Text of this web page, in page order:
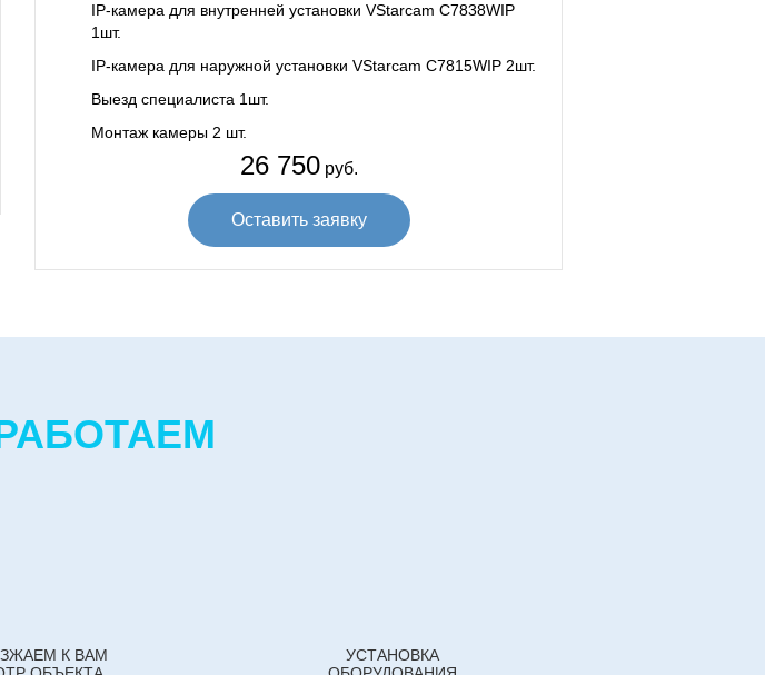
IP-камера для внутренней установки VStarcam C7838WIP
1шт.
IP-камера для наружной установки VStarcam C7815WIP 2шт.
Выезд специалиста 1шт.
Монтаж камеры 2 шт.
26 750руб.
Оставить заявку
К ВАМ
УСТАНОВКА